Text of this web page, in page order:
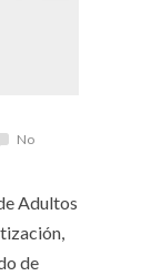
No
Adultos
de